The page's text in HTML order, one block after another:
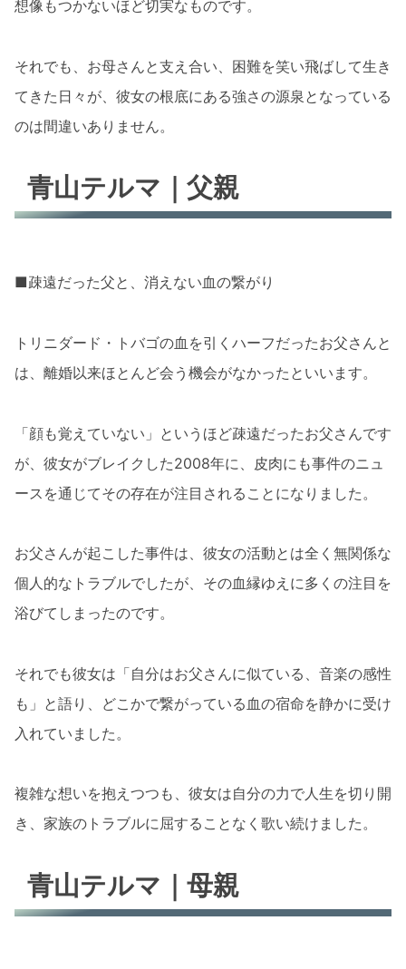
想像もつかないほど切実なものです。
それでも、お母さんと支え合い、困難を笑い飛ばして生き
てきた日々が、彼女の根底にある強さの源泉となっている
のは間違いありません。
青山テルマ｜父親
■疎遠だった父と、消えない血の繋がり
トリニダード・トバゴの血を引くハーフだったお父さんと
は、離婚以来ほとんど会う機会がなかったといいます。
「顔も覚えていない」というほど疎遠だったお父さんです
が、彼女がブレイクした2008年に、皮肉にも事件のニュ
ースを通じてその存在が注目されることになりました。
お父さんが起こした事件は、彼女の活動とは全く無関係な
個人的なトラブルでしたが、その血縁ゆえに多くの注目を
浴びてしまったのです。
それでも彼女は「自分はお父さんに似ている、音楽の感性
も」と語り、どこかで繋がっている血の宿命を静かに受け
入れていました。
複雑な想いを抱えつつも、彼女は自分の力で人生を切り開
き、家族のトラブルに屈することなく歌い続けました。
青山テルマ｜母親